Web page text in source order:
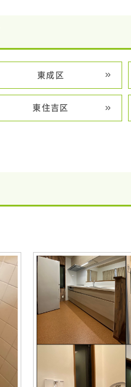
東成区
東住吉区